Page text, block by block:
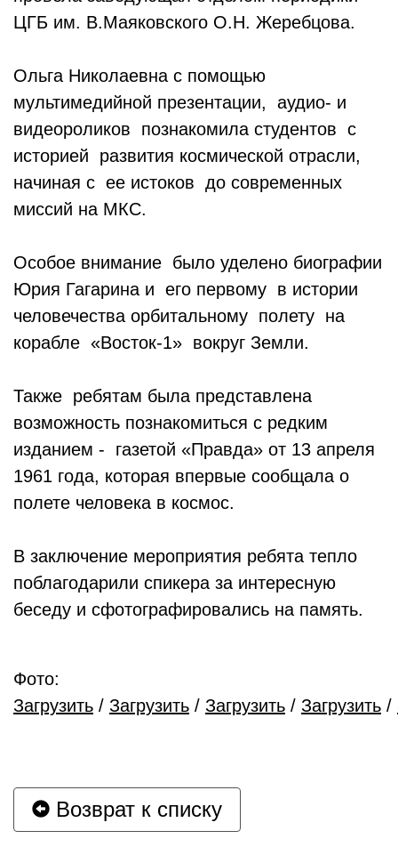
ЦГБ им. В.Маяковского О.Н. Жеребцова.
Ольга Николаевна с помощью
мультимедийной презентации, аудио- и
видеороликов познакомила студентов с
историей развития космической отрасли,
начиная с ее истоков до современных
миссий на МКС.
Особое внимание было уделено биографии
Юрия Гагарина и его первому в истории
человечества орбитальному полету на
корабле «Восток-1» вокруг Земли.
Также ребятам была представлена
возможность познакомиться с редким
изданием - газетой «Правда» от 13 апреля
1961 года, которая впервые сообщала о
полете человека в космос.
В заключение мероприятия ребята тепло
поблагодарили спикера за интересную
беседу и сфотографировались на память.
Фото:
Загрузить / Загрузить / Загрузить / Загрузить /
Возврат к списку